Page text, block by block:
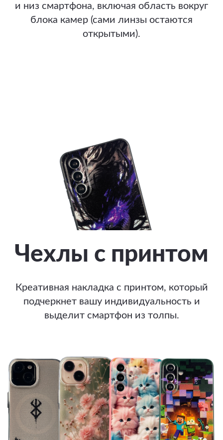
и низ смартфона, включая область вокруг
блока камер (сами линзы остаются
открытыми).
Чехлы с принтом
Креативная накладка с принтом, который
подчеркнет вашу индивидуальность и
выделит смартфон из толпы.